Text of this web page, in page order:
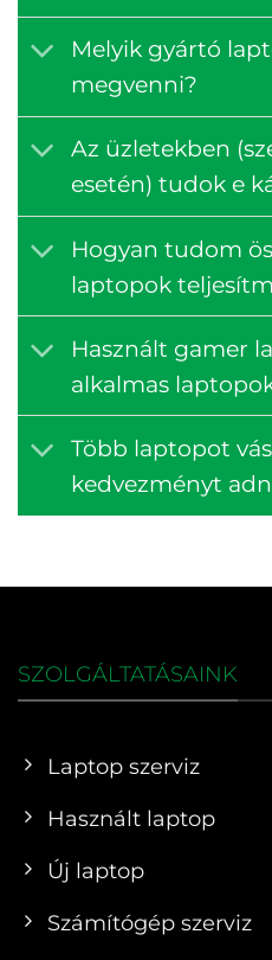
Melyik gyártó
megvenni?
Az üzletekben
esetén) tudok e
Hogyan tudom
laptopok
Használt gamer
alkalmas
Több laptopot
kedvezményt
SZOLGÁLTATÁSAINK
Laptop szerviz
Használt laptop
Új laptop
Számítógép szerviz